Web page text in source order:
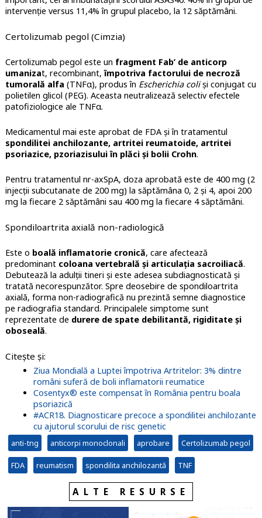
intervenție versus 11,4% în grupul placebo, la 12 săptămâni.
Certolizumab pegol (Cimzia)
Certolizumab pegol este un fragment Fab’ de anticorp
umanizat, recombinant,împotriva factorului de necroză
tumorală alfa (TNFα), produs în Escherichia colişi conjugat cu
polietilen glicol (PEG). Aceasta neutralizează selectiv efectele
patofiziologice ale TNFα.
Medicamentul mai este aprobat de FDA și în tratamentul
spondilitei anchilozante, artritei reumatoide, artritei
psoriazice, pzoriazisului în plăci și bolii Crohn.
Pentru tratamentul nr-axSpA, doza aprobată este de 400 mg (2
injecții subcutanate de 200 mg) la săptămâna 0, 2 și 4, apoi 200
mg la fiecare 2 săptămâni sau 400 mg la fiecare 4 săptămâni.
Spondiloartrita axială non-radiologică
Este o boală inflamatorie cronică, care afectează
predominant coloana vertebrală și articulația sacroiliacă.
Debutează la adulții tineri și este adesea subdiagnosticată și
tratată necorespunzător. Spre deosebire de spondiloartrita
axială, forma non-radiografică nu prezintă semne diagnostice
pe radiografia standard. Principalele simptome sunt
reprezentate de durere de spate debilitantă, rigiditate și
oboseală.
Citește și:
Ziua Mondială a Luptei împotriva Artritelor: 3% dintre
români suferă de boli inflamatorii reumatice
Cosentyx® este compensat în România pentru boala
psoriazică
#ACR18. Diagnosticare precoce a spondilitei anchilozante
cu ajutorul scorului de risc genetic
anti-tng anticorpi monoclonali aprobare Certolizumab pegol
FDA reumatism spondilita anchilozantă TNF
ALTE RESURSE